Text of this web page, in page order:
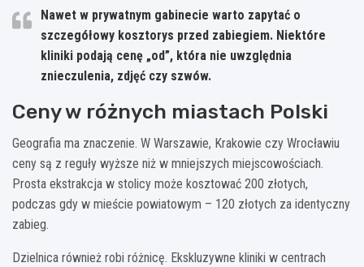
Nawet w prywatnym gabinecie warto zapytać o
szczegółowy kosztorys przed zabiegiem. Niektóre
kliniki podają cenę „od”, która nie uwzględnia
znieczulenia, zdjęć czy szwów.
Ceny w różnych miastach Polski
Geografia ma znaczenie. W Warszawie, Krakowie czy Wrocławiu
ceny są z reguły wyższe niż w mniejszych miejscowościach.
Prosta ekstrakcja w stolicy może kosztować 200 złotych,
podczas gdy w mieście powiatowym – 120 złotych za identyczny
zabieg.
Dzielnica również robi różnicę. Ekskluzywne kliniki w centrach